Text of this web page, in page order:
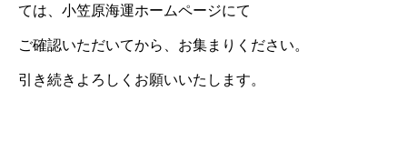
ては、小笠原海運ホームページにて
ご確認いただいてから、お集まりください。
引き続きよろしくお願いいたします。